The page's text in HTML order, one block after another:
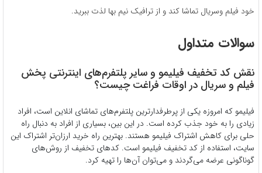
خود فیلم وسریال تماشا کند و از ترافیک نیم بها لذت ببرید.
سوالات متداول
نقش کد تخفیف فیلیمو و سایر پلتفرم‌های اینترنتی پخش
فیلم و سریال در اوقات فراغت چیست؟
فیلیمو که امروزه یکی از پرطرفدارترین پلتفرم‌های تماشای انلاین است، افراد
زیادی را به خود جذب کرده است. در این بین، بسیاری از افراد به دنبال راه
حلی برای کاهش اشتراک فیلیمو هستند. بهترین راه خرید ارزان‌تر اشتراک این
سایت، استفاده از کد تخفیف فیلیمو است. کدهای تخفیف از روش‌های
گوناگونی عرضه می‌گردند و می‌توان آن‌ها را تهیه کرد.